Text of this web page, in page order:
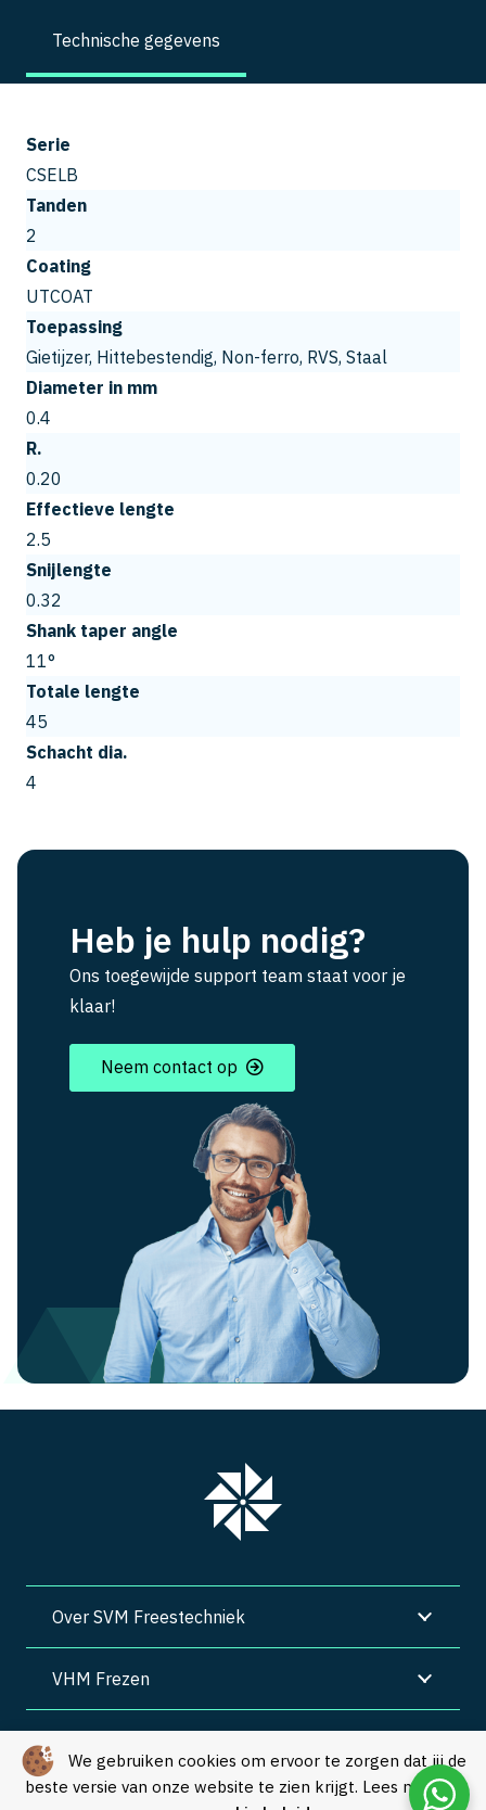
We gebruiken cookies om ervoor te zorgen dat jij de
beste versie van onze website te zien krijgt. Lees meer in
Technische gegevens
Serie
CSELB
Tanden
2
Coating
UTCOAT
Toepassing
Gietijzer, Hittebestendig, Non-ferro, RVS, Staal
Diameter in mm
0.4
R.
0.20
Effectieve lengte
2.5
Snijlengte
0.32
Shank taper angle
11°
Totale lengte
45
Schacht dia.
4
Heb je hulp nodig?
Ons toegewijde support team staat voor je
klaar!
Neem contact op
Over SVM Freestechniek
VHM Frezen
Algemene voorwaarden | Privacy